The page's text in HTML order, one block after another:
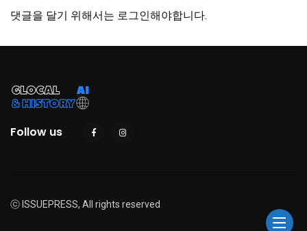
댓글을 달기 위해서는 로그인해야합니다.
Follow us
ⓒ ISSUEPRESS, All rights reserved